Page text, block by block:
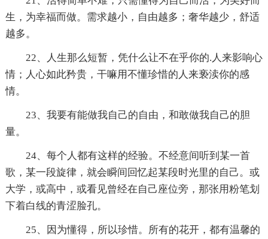
生，为幸福而做。需求越小，自由越多；奢华越少，舒适
越多。
22、人生那么短暂，凭什么让不在乎你的.人来影响心
情；人心如此矜贵，干嘛用不懂珍惜的人来亵渎你的感
情。
23、我要有能做我自己的自由，和敢做我自己的胆
量。
24、每个人都有这样的经验。不经意间听到某一首
歌，某一段旋律，就会瞬间回忆起某段时光里的自己。或
大学，或高中，或看见曾经在自己座位旁，那张用粉笔划
下着白线的青涩脸孔。
25、因为懂得，所以珍惜。所有的花开，都有温馨的